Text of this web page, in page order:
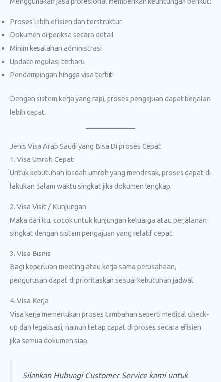
Proses lebih efisien dan terstruktur
Dokumen di periksa secara detail
Minim kesalahan administrasi
Update regulasi terbaru
Pendampingan hingga visa terbit
Dengan sistem kerja yang rapi, proses pengajuan dapat berjalan
lebih cepat.
Jenis Visa Arab Saudi yang Bisa Di proses Cepat
1. Visa Umroh Cepat
Untuk kebutuhan ibadah umroh yang mendesak, proses dapat di
lakukan dalam waktu singkat jika dokumen lengkap.
2. Visa Visit / Kunjungan
Maka dari itu, cocok untuk kunjungan keluarga atau perjalanan
singkat dengan sistem pengajuan yang relatif cepat.
3. Visa Bisnis
Bagi keperluan meeting atau kerja sama perusahaan,
pengurusan dapat di prioritaskan sesuai kebutuhan jadwal.
4. Visa Kerja
Visa kerja memerlukan proses tambahan seperti medical check-
up dan legalisasi, namun tetap dapat di proses secara efisien
jika semua dokumen siap.
Silahkan Hubungi Customer Service kami untuk